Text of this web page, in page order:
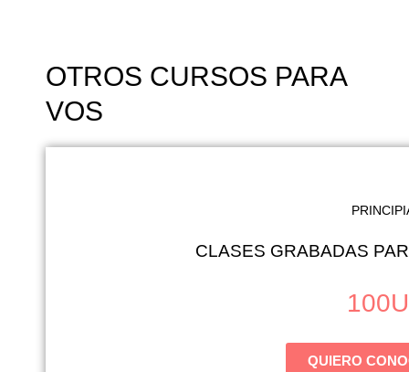
OTROS CURSOS PARA
VOS
CLASES GRABADAS
100
QUIERO